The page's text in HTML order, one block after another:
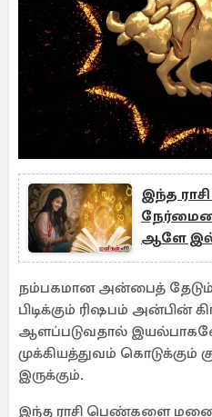
இந்த
ஆளே
ராசியும்
நம்பகமான அன்பைத் தேடும்
பிடிக்கும் ரிஷபம் அன்பின்
ஆளப்படுவதால்
முக்கியத்துவம்
இருக்கும்.
இந்த ராசி பெண்களை